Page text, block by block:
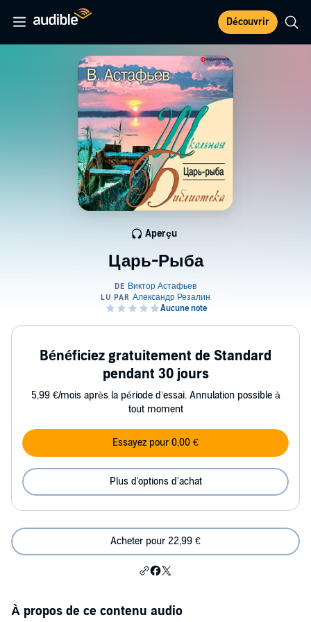
Découvrir
Царь-Рыба
Aperçu
Bénéficiez gratuitement de Standard
pendant 30 jours
5,99 €/mois après la période d’essai. Annulation possible à
tout moment
Essayez pour 0,00 €
Plus d'options d'achat
Acheter pour 22,99 €
À propos de ce contenu audio